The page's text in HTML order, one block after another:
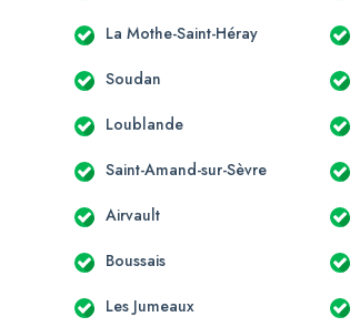
La Mothe-Saint-Héray
Soudan
Loublande
Saint-Amand-sur-Sèvre
Airvault
Boussais
Les Jumeaux